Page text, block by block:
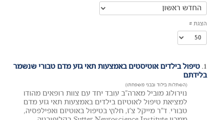
הצגת #
1. טיפול בילדים אוטיסטים באמצעות תאי גזע מדם טבורי שנשמר
בלידתם
(השתלות בילוד ובבני משפחתו)
נוירולוג מוביל מארה"ב עובד יחד עם צוות רופאים מהודו
למציאת טיפול לאוטיזם בילדים באמצעות תאי גזע מדם
טבורי. ד"ר מייקל צ'ז, חלוץ בטיפול באוטיזם ואפילפסיה,